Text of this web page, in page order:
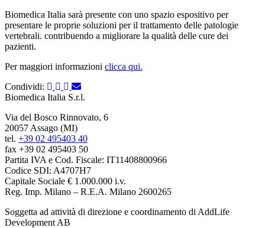
Biomedica Italia sarà presente con uno spazio espositivo per
presentare le proprie soluzioni per il trattamento delle patologie
vertebrali. contribuendo a migliorare la qualità delle cure dei
pazienti.
Per maggiori informazioni clicca qui.
Condividi:
Biomedica Italia S.r.l.
Via del Bosco Rinnovato, 6
20057 Assago (MI)
tel. +39 02 495403 40
fax +39 02 495403 50
Partita IVA e Cod. Fiscale: IT11408800966
Codice SDI: A4707H7
Capitale Sociale € 1.000.000 i.v.
Reg. Imp. Milano – R.E.A. Milano 2600265
Soggetta ad attività di direzione e coordinamento di AddLife
Development AB